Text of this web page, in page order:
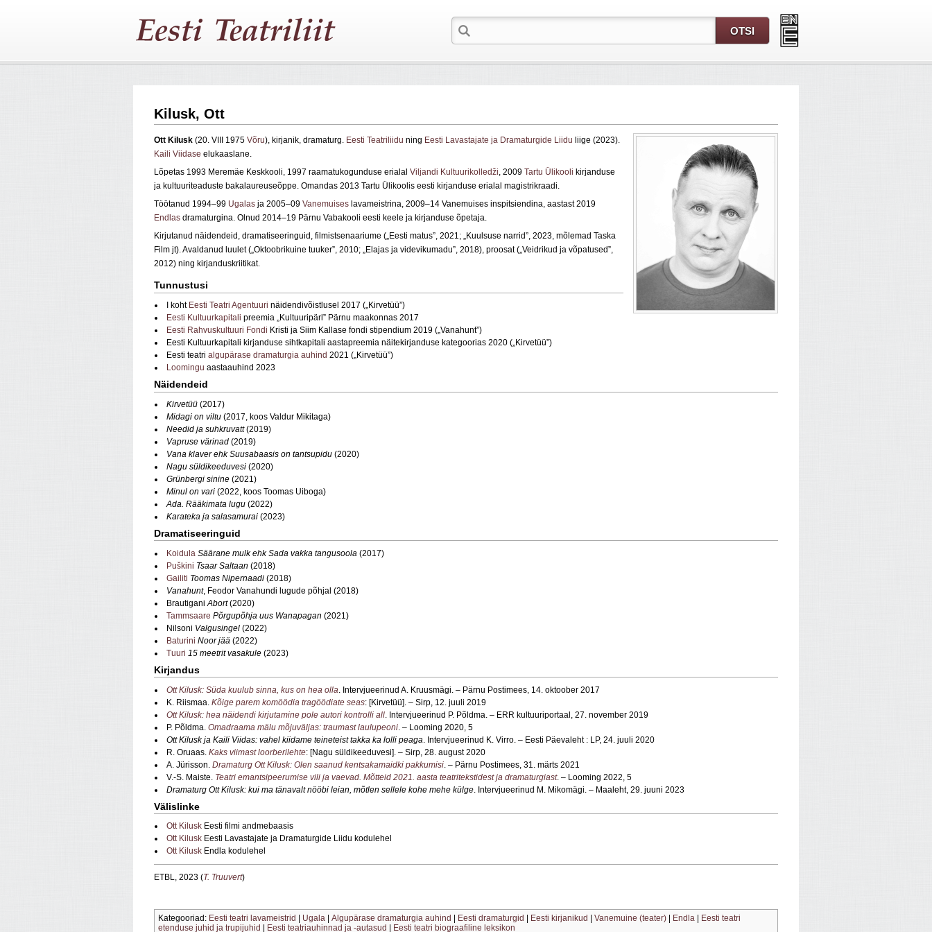
Kilusk, Ott
Ott Kilusk (20. VIII 1975 Võru), kirjanik, dramaturg. Eesti Teatriliidu ning Eesti Lavastajate ja Dramaturgide Liidu liige (2023).
Kaili Viidase elukaaslane.
Lõpetas 1993 Meremäe Keskkooli, 1997 raamatukogunduse erialal Viljandi Kultuurikolledži, 2009 Tartu Ülikooli kirjanduse
ja kultuuriteaduste bakalaureuseõppe. Omandas 2013 Tartu Ülikoolis eesti kirjanduse erialal magistrikraadi.
Töötanud 1994–99 Ugalas ja 2005–09 Vanemuises lavameistrina, 2009–14 Vanemuises inspitsiendina, aastast 2019
Endlas dramaturgina. Olnud 2014–19 Pärnu Vabakooli eesti keele ja kirjanduse õpetaja.
Kirjutanud näidendeid, dramatiseeringuid, filmistsenaariume („Eesti matus”, 2021; „Kuulsuse narrid”, 2023, mõlemad Taska
Film jt). Avaldanud luulet („Oktoobrikuine tuuker”, 2010; „Elajas ja videvikumadu”, 2018), proosat („Veidrikud ja võpatused”,
2012) ning kirjanduskriitikat.
Tunnustusi
I koht Eesti Teatri Agentuuri näidendivõistlusel 2017 („Kirvetüü”)
Eesti Kultuurkapitali preemia „Kultuuripärl” Pärnu maakonnas 2017
Eesti Rahvuskultuuri Fondi Kristi ja Siim Kallase fondi stipendium 2019 („Vanahunt”)
Eesti Kultuurkapitali kirjanduse sihtkapitali aastapreemia näitekirjanduse kategoorias 2020 („Kirvetüü”)
Eesti teatri algupärase dramaturgia auhind 2021 („Kirvetüü”)
Loomingu aastaauhind 2023
Näidendeid
Kirvetüü (2017)
Midagi on viltu (2017, koos Valdur Mikitaga)
Needid ja suhkruvatt(2019)
Vapruse värinad (2019)
Vana klaver ehk Suusabaasis on tantsupidu (2020)
Nagu süldikeeduvesi (2020)
Grünbergi sinine (2021)
Minul on vari (2022, koos Toomas Uiboga)
Ada. Rääkimata lugu (2022)
Karateka ja salasamurai (2023)
Dramatiseeringuid
Koidula Säärane mulk ehk Sada vakka tangusoola (2017)
Puškini Tsaar Saltaan (2018)
Gailiti Toomas Nipernaadi (2018)
Vanahunt, Feodor Vanahundi lugude põhjal (2018)
BrautiganiAbort(2020)
Tammsaare Põrgupõhja uus Wanapagan (2021)
Nilsoni Valgusingel (2022)
Baturini Noor jää (2022)
Tuuri 15 meetrit vasakule (2023)
Kirjandus
Ott Kilusk: Süda kuulub sinna, kus on hea olla . Intervjueerinud A. Kruusmägi. – Pärnu Postimees, 14. oktoober 2017
K. Riismaa. Kõige parem komöödia tragöödiate seas: [Kirvetüü]. – Sirp, 12. juuli 2019
Ott Kilusk: hea näidendi kirjutamine pole autori kontrolli all . Intervjueerinud P. Põldma. – ERR kultuuriportaal, 27. november 2019
P. Põldma. Omadraama mälu mõjuväljas: traumast laulupeoni . – Looming 2020, 5
Ott Kilusk ja Kaili Viidas: vahel kiidame teineteist takka ka lolli peaga . Intervjueerinud K. Virro. – Eesti Päevaleht : LP, 24. juuli 2020
R. Oruaas. Kaks viimast loorberilehte: [Nagu süldikeeduvesi]. – Sirp, 28. august 2020
A. Jürisson. Dramaturg Ott Kilusk: Olen saanud kentsakamaidki pakkumisi . – Pärnu Postimees, 31. märts 2021
V.-S. Maiste. Teatri emantsipeerumise vili ja vaevad. Mõtteid 2021. aasta teatritekstidest ja dramaturgiast. – Looming 2022, 5
Dramaturg Ott Kilusk: kui ma tänavalt nööbi leian, mõtlen sellele kohe mehe külge . Intervjueerinud M. Mikomägi. – Maaleht, 29. juuni 2023
Välislinke
Ott Kilusk Eesti filmi andmebaasis
Ott Kilusk Eesti Lavastajate ja Dramaturgide Liidu kodulehel
Ott Kilusk Endla kodulehel
ETBL, 2023 (T. Truuvert)
Kategooriad: Eesti teatri lavameistrid Ugala Algupärase dramaturgia auhind Eesti dramaturgid Eesti kirjanikud Vanemuine (teater) Endla
Eesti teatri
etenduse juhid ja trupijuhid
Eesti teatriauhinnad ja -autasud Eesti teatri biograafiline leksikon